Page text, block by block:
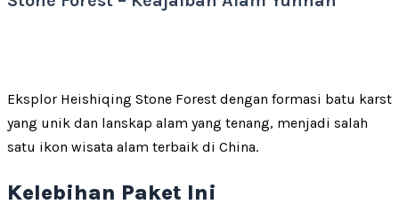
Eksplor Heishiqing Stone Forest dengan formasi batu karst
yang unik dan lanskap alam yang tenang, menjadi salah
satu ikon wisata alam terbaik di China.
Kelebihan Paket Ini